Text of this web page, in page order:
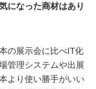
になった商材はあり
の展示会に比べIT化
管理システムや出展
より使い勝手がいい